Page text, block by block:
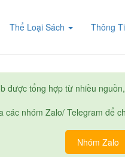
Thể Loại Sách Thông
được tổng hợp từ nhiều
các nhóm Zalo/ Telegram để
Nhóm Zalo